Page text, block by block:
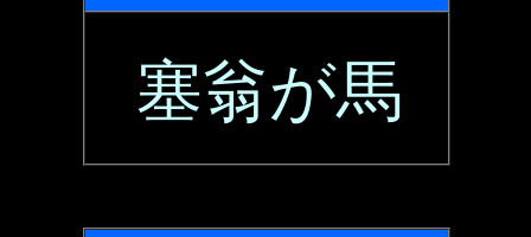
塞翁が馬